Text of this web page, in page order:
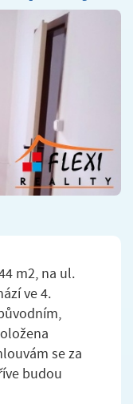
m2, na ul.
ve 4.
se za
budou